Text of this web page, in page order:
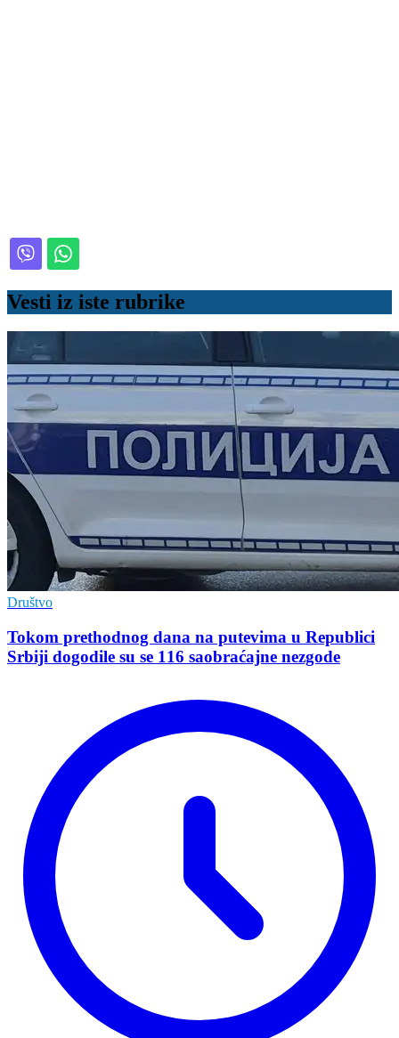
Vesti iz iste rubrike
Društvo
Tokom prethodnog dana na putevima u Republici
Srbiji dogodile su se 116 saobraćajne nezgode